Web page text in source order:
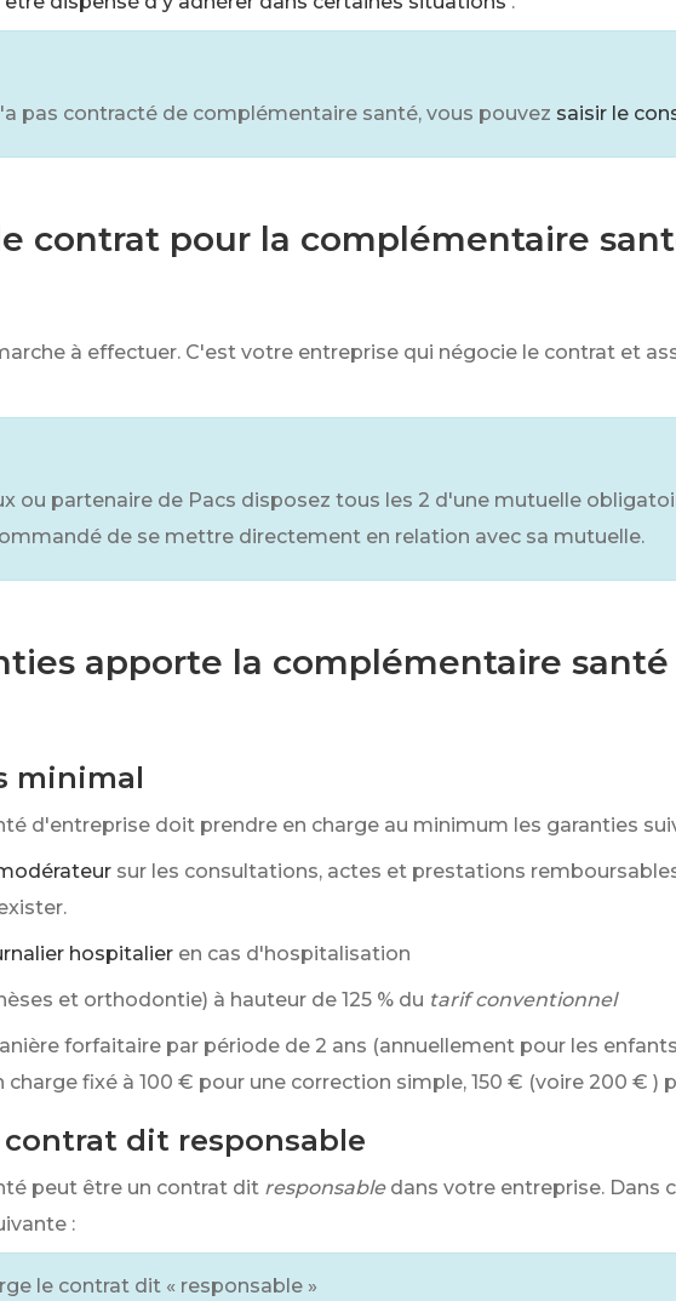
pas contracté de complémentaire santé, vous pouvez saisir le
contrat pour la complémentaire
à effectuer. C'est votre entreprise qui négocie le contrat et
ou partenaire de Pacs disposez tous les 2 d'une mutuelle
de se mettre directement en relation avec sa mutuelle.
apporte la complémentaire
minimal
d'entreprise doit prendre en charge au minimum les garanties
sur les consultations, actes et prestations
hospitalier en cas d'hospitalisation
et orthodontie) à hauteur de 125 % du tarif conventionnel
forfaitaire par période de 2 ans (annuellement pour les
charge fixé à 100 € pour une correction simple, 150 € (voire 200 € )
dit responsable
peut être un contrat dit responsable dans votre entreprise. Dans
:
le contrat dit « responsable »